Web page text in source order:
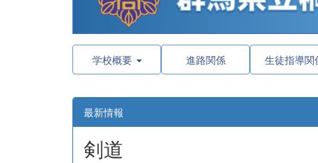
学校概要 進路関係 生徒指導関
最新情報
剣道